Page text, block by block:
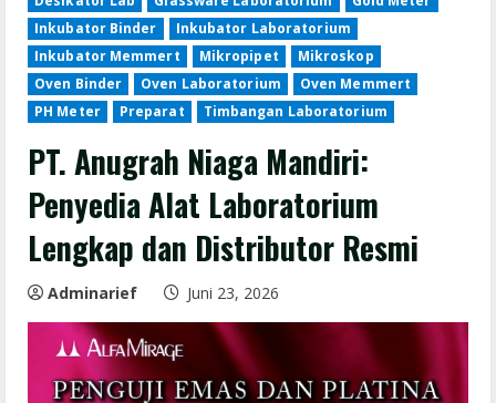
Inkubator Binder
Inkubator Laboratorium
Inkubator Memmert
Mikropipet
Mikroskop
Oven Binder
Oven Laboratorium
Oven Memmert
PH Meter
Preparat Timbangan Laboratorium
PT. Anugrah Niaga Mandiri:
Penyedia Alat Laboratorium
Lengkap dan Distributor Resmi
Adminarief Juni 23, 2026